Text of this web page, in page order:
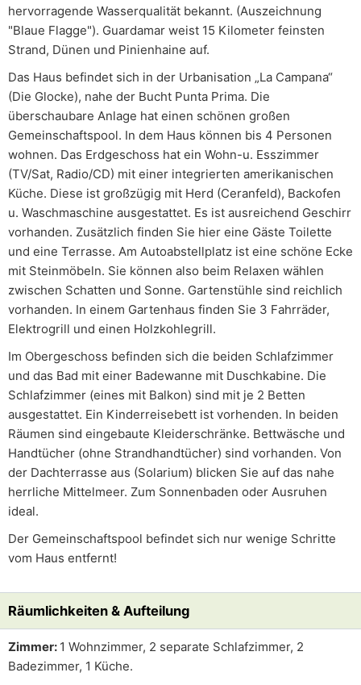
hervorragende Wasserqualität bekannt. (Auszeichnung
"Blaue Flagge"). Guardamar weist 15 Kilometer feinsten
Strand, Dünen und Pinienhaine auf.
Das Haus befindet sich in der Urbanisation „La Campana“
(Die Glocke), nahe der Bucht Punta Prima. Die
überschaubare Anlage hat einen schönen großen
Gemeinschaftspool. In dem Haus können bis 4 Personen
wohnen. Das Erdgeschoss hat ein Wohn-u. Esszimmer
(TV/Sat, Radio/CD) mit einer integrierten amerikanischen
Küche. Diese ist großzügig mit Herd (Ceranfeld), Backofen
u. Waschmaschine ausgestattet. Es ist ausreichend Geschirr
vorhanden. Zusätzlich finden Sie hier eine Gäste Toilette
und eine Terrasse. Am Autoabstellplatz ist eine schöne Ecke
mit Steinmöbeln. Sie können also beim Relaxen wählen
zwischen Schatten und Sonne. Gartenstühle sind reichlich
vorhanden. In einem Gartenhaus finden Sie 3 Fahrräder,
Elektrogrill und einen Holzkohlegrill.
Im Obergeschoss befinden sich die beiden Schlafzimmer
und das Bad mit einer Badewanne mit Duschkabine. Die
Schlafzimmer (eines mit Balkon) sind mit je 2 Betten
ausgestattet. Ein Kinderreisebett ist vorhenden. In beiden
Räumen sind eingebaute Kleiderschränke. Bettwäsche und
Handtücher (ohne Strandhandtücher) sind vorhanden. Von
der Dachterrasse aus (Solarium) blicken Sie auf das nahe
herrliche Mittelmeer. Zum Sonnenbaden oder Ausruhen
ideal.
Der Gemeinschaftspool befindet sich nur wenige Schritte
vom Haus entfernt!
Räumlichkeiten & Aufteilung
Zimmer: 1 Wohnzimmer, 2 separate Schlafzimmer, 2
Badezimmer, 1 Küche.